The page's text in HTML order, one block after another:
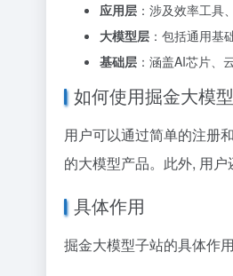
应用层 ：涉及效率工具
大模型层 ：包括通用基
基础层 ：涵盖AI芯片、
如何使用掘金大模
用户可以通过简单的注册
的大模型产品。此外, 用
具体作用
掘金大模型子站的具体作